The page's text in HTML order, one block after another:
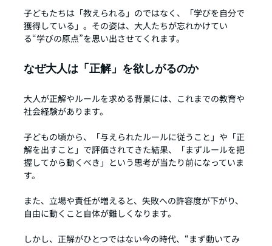
子どもたちは「教えられる」のではなく、「学びを自分で
獲得している」。その姿は、大人たちが忘れかけてい
る“学びの原点”を思い出させてくれます。
なぜ大人は「正解」を欲しがるのか
大人が正解やルールを求める背景には、これまでの教育や
社会経験があります。
子どもの頃から、「与えられたルールに従うこと」や「正
解を出すこと」で評価されてきた結果、「まずルールを把
握してから動くべき」という思考が当たり前になっていま
す。
また、立場や責任が増えると、失敗への許容度が下がり、
自由に動くこと自体が難しくなります。
しかし、正解がひとつではない今の時代、“まず動いてみ